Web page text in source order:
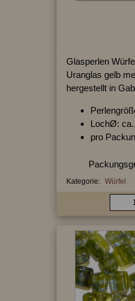
Glasperlen
Uranglas gelb
hergestellt in
LochØ:
pro
Kategorie: Würfel